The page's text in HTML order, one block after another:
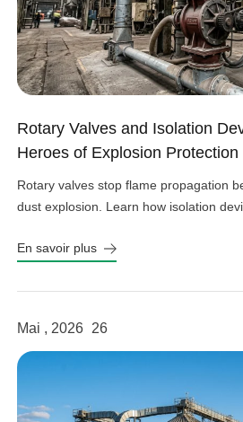
Rotary Valves and Isolation
Heroes of Explosion Protection
Rotary valves stop flame propagation
dust explosion. Learn how isolation
En savoir plus
Mai , 2026 26